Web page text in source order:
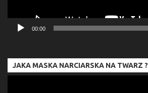
00:00
JAKA MASKA NARCIARSKA NA TWARZ ?